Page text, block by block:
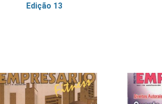
Edição 13